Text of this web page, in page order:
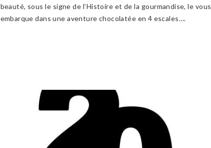
beauté, sous le signe de l’Histoire et de la gourmandise, le vous
embarque dans une aventure chocolatée en 4 escales….